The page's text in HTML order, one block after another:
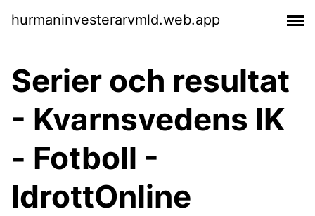
hurmaninvesterarvmld.web.app
Serier och resultat
- Kvarnsvedens IK
- Fotboll -
IdrottOnline